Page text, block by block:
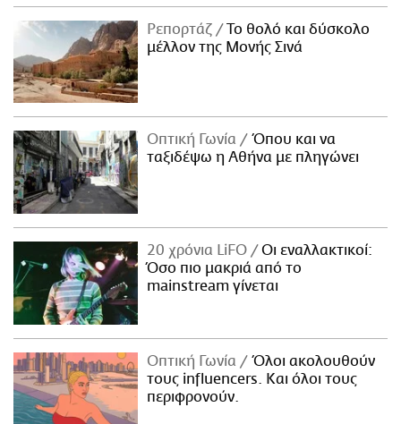
Ρεπορτάζ
Το θολό και δύσκολο
μέλλον της Μονής Σινά
Οπτική Γωνία
Όπου και να
ταξιδέψω η Αθήνα με πληγώνει
20 χρόνια LiFO
Οι εναλλακτικοί:
Όσο πιο μακριά από το
mainstream γίνεται
Οπτική Γωνία
Όλοι ακολουθούν
τους influencers. Και όλοι τους
περιφρονούν.